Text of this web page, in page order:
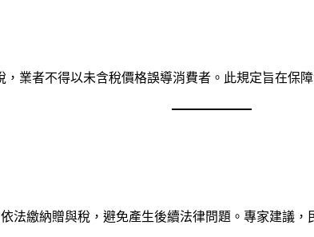
業者不得以未含稅價格誤導消費者。此規定旨在保
法繳納贈與稅，避免產生後續法律問題。專家建議